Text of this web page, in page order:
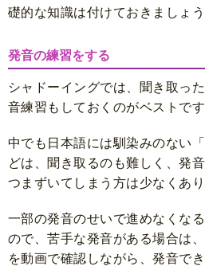
礎的な知識は付けておきましょう
発音の練習をする
シャドーイングでは、聞き取っ
音練習もしておくのがベストです
中でも日本語には馴染みのない
どは、聞き取るのも難しく、発
つまずいてしまう方は少なくあり
一部の発音のせいで進めなくな
ので、苦手な発音がある場合は
を動画で確認しながら、発音で